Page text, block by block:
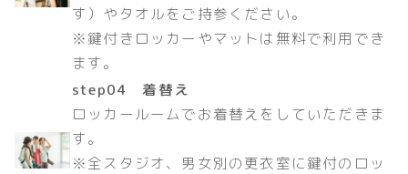
す）やタオルをご持参ください。
※鍵付きロッカーやマットは無料で利用でき
ます。
step04 着替え
ロッカールームでお着替えをしていただきま
す。
※全スタジオ、男女別の更衣室に鍵付のロッ